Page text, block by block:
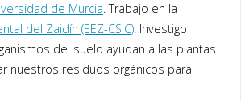
de Murcia. Trabajo en la
del Zaidín (EEZ-CSIC). Investigo
del suelo ayudan a las plantas
nuestros residuos orgánicos para